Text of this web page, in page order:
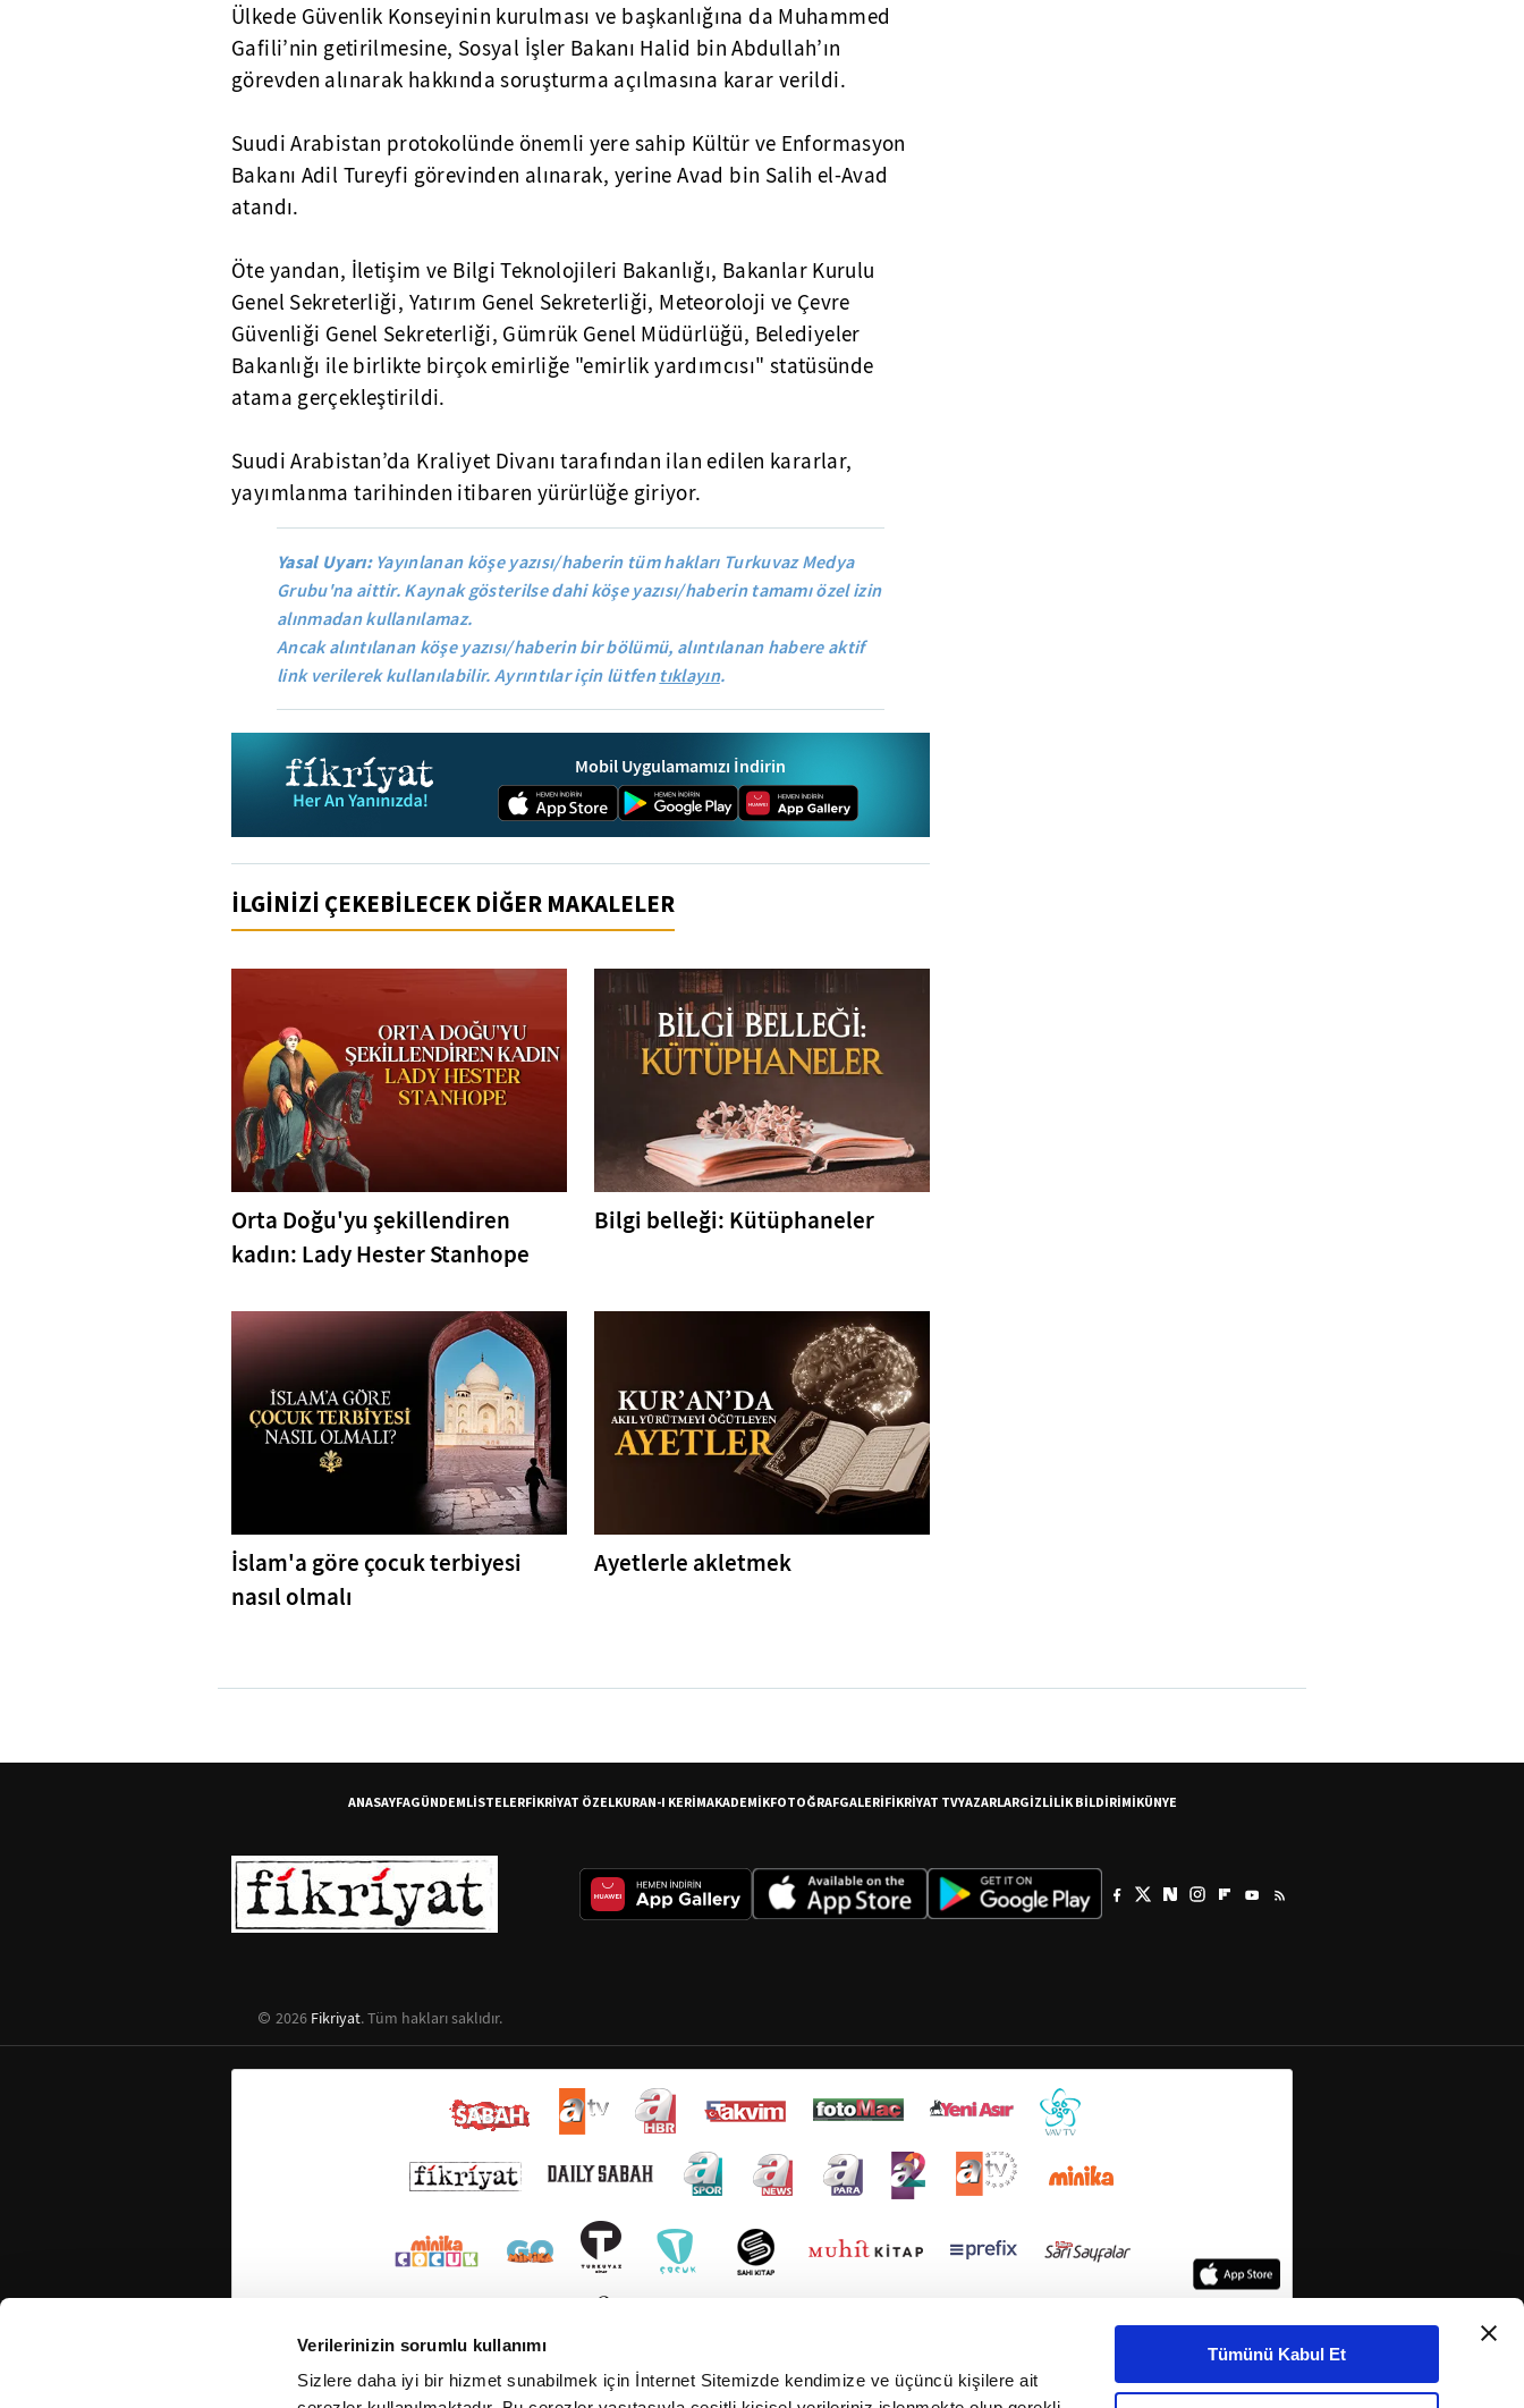
Verilerinizin sorumlu kullanımı
Sizlere daha iyi bir hizmet sunabilmek için İnternet Sitemizde kendimize ve üçüncü kişilere ait
Tümünü Kabul Et
Ülkede Güvenlik Konseyinin kurulması ve başkanlığına da Muhammed
Gafili’nin getirilmesine, Sosyal İşler Bakanı Halid bin Abdullah’ın
görevden alınarak hakkında soruşturma açılmasına karar verildi.
Suudi Arabistan protokolünde önemli yere sahip Kültür ve Enformasyon
Bakanı Adil Tureyfi görevinden alınarak, yerine Avad bin Salih el-Avad
atandı.
Öte yandan, İletişim ve Bilgi Teknolojileri Bakanlığı, Bakanlar Kurulu
Genel Sekreterliği, Yatırım Genel Sekreterliği, Meteoroloji ve Çevre
Güvenliği Genel Sekreterliği, Gümrük Genel Müdürlüğü, Belediyeler
Bakanlığı ile birlikte birçok emirliğe "emirlik yardımcısı" statüsünde
atama gerçekleştirildi.
Suudi Arabistan’da Kraliyet Divanı tarafından ilan edilen kararlar,
yayımlanma tarihinden itibaren yürürlüğe giriyor.
Yasal Uyarı:Yayınlanan köşe yazısı/haberin tüm hakları Turkuvaz Medya
Grubu'na aittir. Kaynak gösterilse dahi köşe yazısı/haberin tamamı özel izin
alınmadan kullanılamaz.
Ancak alıntılanan köşe yazısı/haberin bir bölümü, alıntılanan habere aktif
link verilerek kullanılabilir. Ayrıntılar için lütfentıklayın.
Mobil Uygulamamızı İndirin
İLGİNİZİ ÇEKEBİLECEK DİĞER MAKALELER
Orta Doğu'yu şekillendiren
kadın: Lady Hester Stanhope
Bilgi belleği: Kütüphaneler
İslam'a göre çocuk terbiyesi
nasıl olmalı
Ayetlerle akletmek
ANASAYFAGÜNDEMLİSTELERFİKRİYAT ÖZELKURAN-I KERİMAKADEMİKFOTOĞRAFGALERİFİKRİYAT TVYAZARLARGİZLİLİK BİLDİRİMİKÜNYE
2026 Fikriyat. Tüm hakları saklıdır.